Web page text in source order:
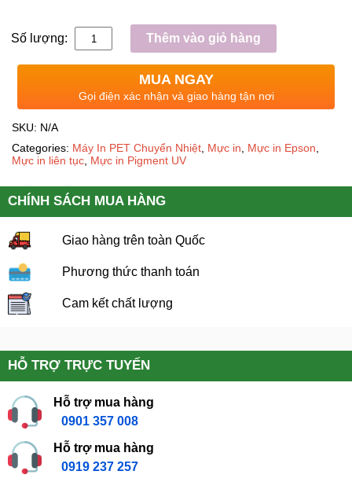
Số lượng: Thêm vào giỏ hàng
MUA NGAY
Gọi điện xác nhận và giao hàng tận nơi
SKU: N/A
Categories: Máy In PET Chuyển Nhiệt Mực in Mực in Epson
Mực in liên tục Mực in Pigment UV
CHÍNH SÁCH MUA HÀNG
Giao hàng trên toàn Quốc
Phương thức thanh toán
Cam kết chất lượng
HỖ TRỢ TRỰC TUYẾN
Hỗ trợ mua hàng
0901 357 008
Hỗ trợ mua hàng
0919 237 257